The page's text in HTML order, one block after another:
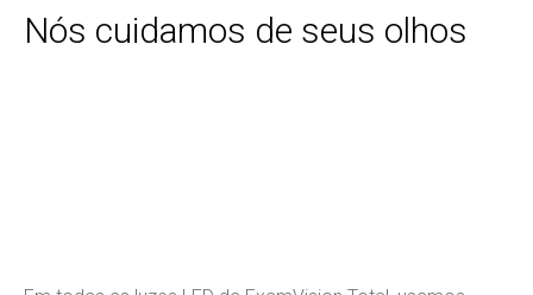
Nós cuidamos de seus olhos